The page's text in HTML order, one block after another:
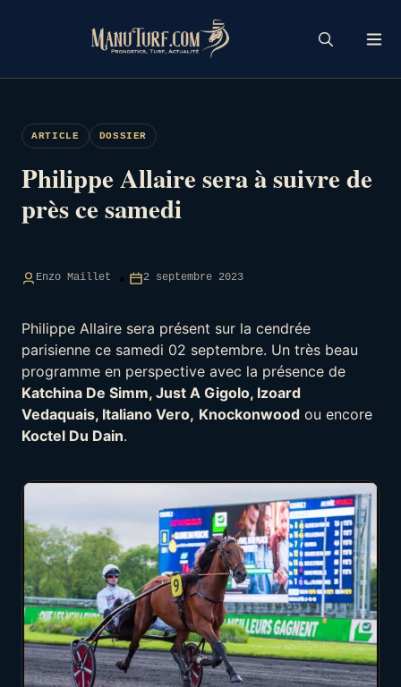
ARTICLE DOSSIER
Philippe Allaire sera à suivre de
près ce samedi
Enzo Maillet 2 septembre 2023
Philippe Allaire sera présent sur la cendrée
parisienne ce samedi 02 septembre. Un très beau
programme en perspective avec la présence de
Katchina De Simm, Just A Gigolo, Izoard
Vedaquais, Italiano Vero, Knockonwood ou encore
Koctel Du Dain.